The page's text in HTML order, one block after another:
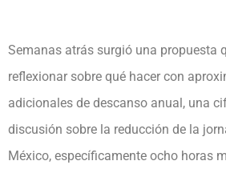
Semanas atrás surgió una propuesta
reflexionar sobre qué hacer con
adicionales de descanso anual, una
discusión sobre la reducción de la
México, específicamente ocho horas